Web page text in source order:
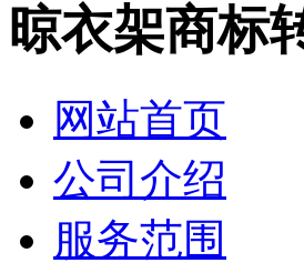
晾衣架商标
网站首页
公司介绍
服务范围